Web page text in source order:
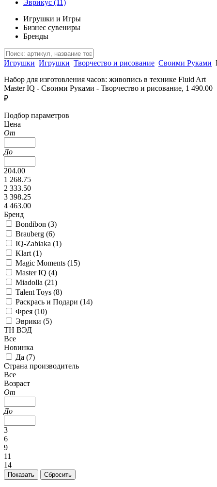
Эврикус (11)
Игрушки и Игры
Бизнес сувениры
Бренды
Игрушки Игрушки Творчество и рисование Своими Руками
Набор для изготовления часов: живопись в технике Fluid Art
Master IQ - Своими Руками - Творчество и рисование, 1 490.00
₽
Подбор параметров
Цена
От
До
204.00
1 268.75
2 333.50
3 398.25
4 463.00
Бренд
Bondibon (3)
Brauberg (6)
IQ-Zabiaka (1)
Klart (1)
Magic Moments (15)
Master IQ (4)
Miadolla (21)
Talent Toys (8)
Раскрась и Подари (14)
Фрея (10)
Эврики (5)
ТН ВЭД
Все
Новинка
Да (7)
Страна производитель
Все
Возраст
От
До
3
6
9
11
14